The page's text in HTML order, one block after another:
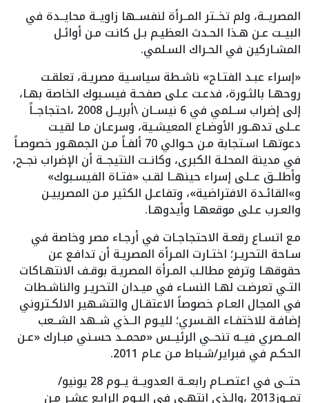
المصريــة، ولم تخــتر المــرأة لنفســها زاويــة محايــدة في
البيــت عـن هـذا الحـدث العظيـم بـل كانـت مـن أوائـل
المشـاركين في الحـراك السـلمي.
«إسراء عبـد الفتـاح» ناشـطة سياسـية مصريـة، تعلقـت
روحهـا بالثـورة، فدعـت عـلى صفحـة فيسـبوك الخاصة بهـا،
إلى إضراب ســلمي في 6 نيســان \أبريــل 2008 ،احتجاجــاً
عــلى تدهــور الأوضـاع المعيشـية، وسرعـان مـا لقيـت
دعوتهـا اسـتجابة مـن حـوالي 70 ألفـاً مـن الجمهـور خصوصـاً
في مدينة المحلـة الكبرى، وكانــت النتيجــة أن الإضراب نجــح،
وأطلــق عــلى إسراء حينهــا لقـب «فتـاة الفيسـبوك»
و»القائـدة الافتراضية»، وتفاعـل الكثير مـن المصرييـن
والعـرب عـلى موقعهـا وأيدوهـا.
مـع اتسـاع رقعـة الاحتجاجـات في أرجـاء مصر وخاصة في
سـاحة التحريـر؛ اختـارت المـرأة المصريـة أن تدافـع عن
حقوقهـا وترفع مطالـب المـرأة المصريـة بوقـف الانتهـاكات
التـي تعرضـت لهـا النسـاء في ميـدان التحريـر والناشـطات
في المجال العـام خصوصاً الاعتقـال والتشـهير الالكـتروني
إضافـة للاختفـاء القـسري؛ لليـوم الــذي شــهد الشــعب
المــصري فيــه تنحــي الرئيــس «محمــد حسـني مبـارك «عـن
الحكـم في فبراير/شـباط مـن عـام 2011.
حتــى في اعتصــام رابعــة العدويــة يــوم 28 يونيو/
تمــوز2013 ،والـذي انتهـى في اليـوم الرابـع عشـر مـن